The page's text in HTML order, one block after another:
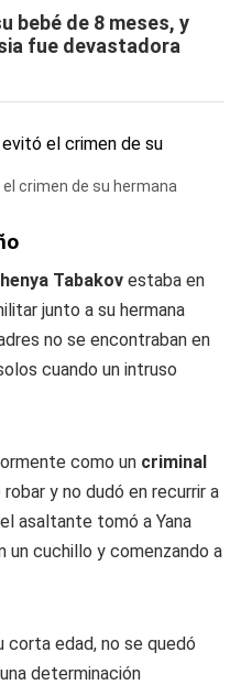
bebé de 8 meses, y
fue devastadora
crimen de su hermana
Tabakov estaba en
junto a su hermana
no se encontraban en
cuando un intruso
como un criminal
y no dudó en recurrir a
asaltante tomó a Yana
un cuchillo y comenzando a
corta edad, no se quedó
determinación